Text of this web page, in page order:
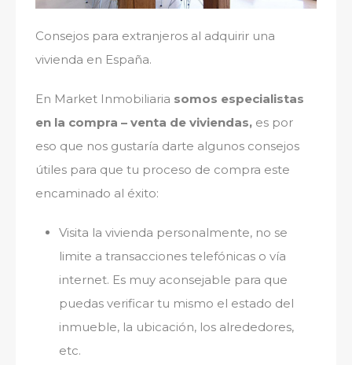
Consejos para extranjeros al adquirir una
vivienda en España.
En Market Inmobiliaria somos especialistas
en la compra – venta de viviendas, es por
eso que nos gustaría darte algunos consejos
útiles para que tu proceso de compra este
encaminado al éxito:
Visita la vivienda personalmente, no se
limite a transacciones telefónicas o vía
internet. Es muy aconsejable para que
puedas verificar tu mismo el estado del
inmueble, la ubicación, los alrededores,
etc.